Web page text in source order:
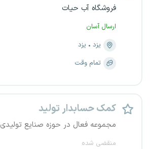
فروشگاه آب حیات
ارسال آسان
یزد
یزد
تمام وقت
کمک حسابدار تولید
مجموعه فعال در حوزه صنایع تولیدی
منقضی شده